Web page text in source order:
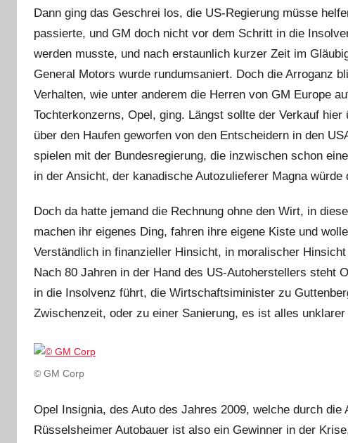
Dann ging das Geschrei los, die US-Regierung müsse
passierte, und GM doch nicht vor dem Schritt in die
werden musste, und nach erstaunlich kurzer Zeit im
General Motors wurde rundumsaniert. Doch die Arroganz
Verhalten, wie unter anderem die Herren von GM Europe
Tochterkonzerns, Opel, ging. Längst sollte der Verkauf
über den Haufen geworfen von den Entscheidern in den
spielen mit der Bundesregierung, die inzwischen schon
in der Ansicht, der kanadische Autozulieferer Magna würde
Doch da hatte jemand die Rechnung ohne den Wirt, in
machen ihr eigenes Ding, fahren ihre eigene Kiste und
Verständlich in finanzieller Hinsicht, in moralischer
Nach 80 Jahren in der Hand des US-Autoherstellers steht
in die Insolvenz führt, die Wirtschaftsiminister zu
Zwischenzeit, oder zu einer Sanierung, es ist alles unklarer
© GM Corp
Opel Insignia, des Auto des Jahres 2009, welche durch
Rüsselsheimer Autobauer ist also ein Gewinner in der